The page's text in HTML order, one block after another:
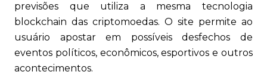
previsões que utiliza a mesma tecnologia
blockchain das criptomoedas. O site permite ao
usuário apostar em possíveis desfechos de
eventos políticos, econômicos, esportivos e outros
acontecimentos.